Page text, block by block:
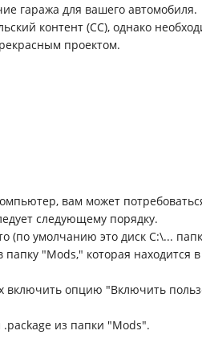
гаража для вашего автомобиля.
контент (CC), однако
проектом.
вам может
следующему порядку.
(по умолчанию это диск C:\...
"Mods," которая находится
включить опцию "Включить
из папки "Mods".